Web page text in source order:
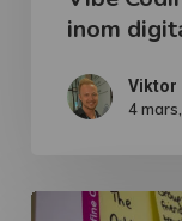
inom
Viktor
4